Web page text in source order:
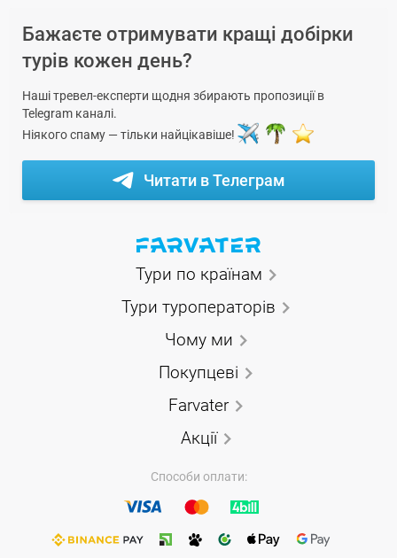
Бажаєте отримувати кращі добірки
турів кожен день?
Наші тревел-експерти щодня збирають пропозиції в
Telegram каналі.
Ніякого спаму — тільки найцікавіше!
Читати в Телеграм
Тури по країнам
Тури туроператорів
Чому ми
Покупцеві
Farvater
Акції
Способи оплати: